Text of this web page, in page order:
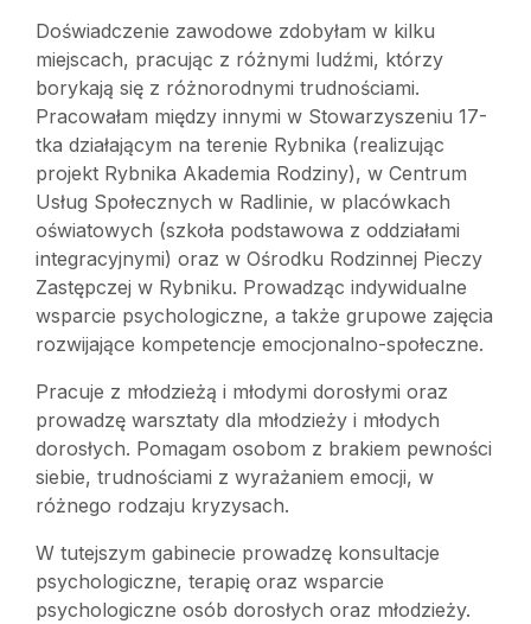
Doświadczenie zawodowe zdobyłam w kilku
miejscach, pracując z różnymi ludźmi, którzy
borykają się z różnorodnymi trudnościami.
Pracowałam między innymi w Stowarzyszeniu 17-
tka działającym na terenie Rybnika (realizując
projekt Rybnika Akademia Rodziny), w Centrum
Usług Społecznych w Radlinie, w placówkach
oświatowych (szkoła podstawowa z oddziałami
integracyjnymi) oraz w Ośrodku Rodzinnej Pieczy
Zastępczej w Rybniku. Prowadząc indywidualne
wsparcie psychologiczne, a także grupowe zajęcia
rozwijające kompetencje emocjonalno-społeczne.
Pracuje z młodzieżą i młodymi dorosłymi oraz
prowadzę warsztaty dla młodzieży i młodych
dorosłych. Pomagam osobom z brakiem pewności
siebie, trudnościami z wyrażaniem emocji, w
różnego rodzaju kryzysach.
W tutejszym gabinecie prowadzę konsultacje
psychologiczne, terapię oraz wsparcie
psychologiczne osób dorosłych oraz młodzieży.